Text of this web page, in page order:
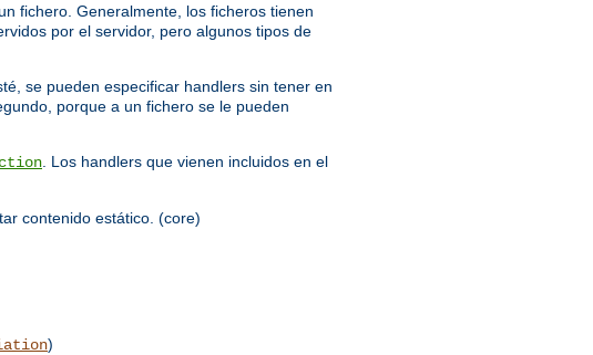
fichero. Generalmente, los ficheros tienen
por el servidor, pero algunos tipos de
se pueden especificar handlers sin tener en
porque a un fichero se le pueden
. Los handlers que vienen incluidos en el
contenido estático. (core)
)